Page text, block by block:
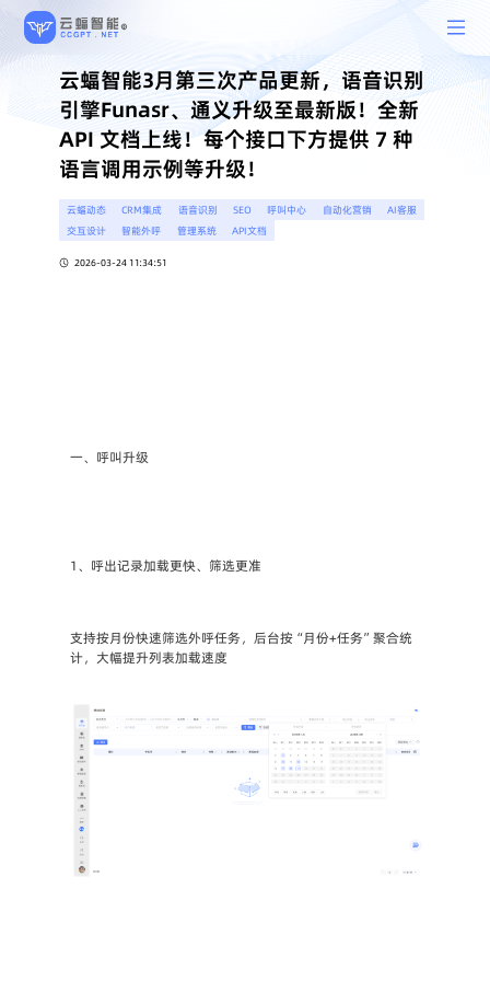
云蝠智能3月第三次产品更新，语音识别
引擎Funasr、通义升级至最新版！全新
API 文档上线！每个接口下方提供 7 种
语言调用示例等升级！
云蝠动态 CRM集成 语音识别 SEO 呼叫中心 自动化营销
AI客服
交互设计
智能外呼 管理系统 API文档
2026-03-24 11:34:51
一、呼叫升级
1、呼出记录加载更快、筛选更准
支持按月份快速筛选外呼任务，后台按“月份+任务”聚合统
计，大幅提升列表加载速度